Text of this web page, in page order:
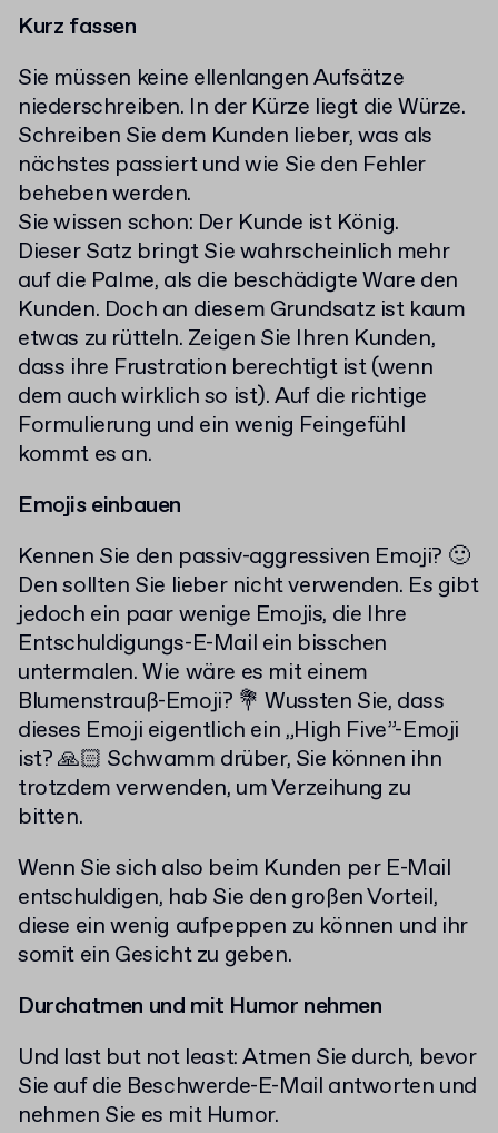
Kurz fassen
Sie müssen keine ellenlangen Aufsätze
niederschreiben. In der Kürze liegt die Würze.
Schreiben Sie dem Kunden lieber, was als
nächstes passiert und wie Sie den Fehler
beheben werden.
Sie wissen schon: Der Kunde ist König.
Dieser Satz bringt Sie wahrscheinlich mehr
auf die Palme, als die beschädigte Ware den
Kunden. Doch an diesem Grundsatz ist kaum
etwas zu rütteln. Zeigen Sie Ihren Kunden,
dass ihre Frustration berechtigt ist (wenn
dem auch wirklich so ist). Auf die richtige
Formulierung und ein wenig Feingefühl
kommt es an.
Emojis einbauen
Kennen Sie den passiv-aggressiven Emoji? 🙂
Den sollten Sie lieber nicht verwenden. Es gibt
jedoch ein paar wenige Emojis, die Ihre
Entschuldigungs-E-Mail ein bisschen
untermalen. Wie wäre es mit einem
Blumenstrauß-Emoji? 💐 Wussten Sie, dass
dieses Emoji eigentlich ein „High Five”-Emoji
ist? 🙏🏻 Schwamm drüber, Sie können ihn
trotzdem verwenden, um Verzeihung zu
bitten.
Wenn Sie sich also beim Kunden per E-Mail
entschuldigen, hab Sie den großen Vorteil,
diese ein wenig aufpeppen zu können und ihr
somit ein Gesicht zu geben.
Durchatmen und mit Humor nehmen
Und last but not least: Atmen Sie durch, bevor
Sie auf die Beschwerde-E-Mail antworten und
nehmen Sie es mit Humor.